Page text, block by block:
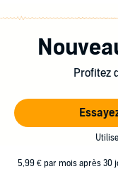
Profitez
5,99 € par mois après 30